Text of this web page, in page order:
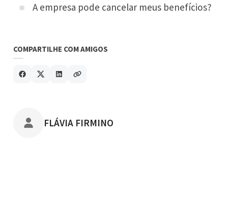
A empresa pode cancelar meus benefícios?
COMPARTILHE COM AMIGOS
POSTADO POR
FLÁVIA FIRMINO